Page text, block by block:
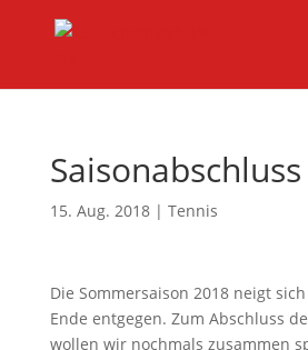
15. Aug. 2018| Tennis
Die Sommersaison 2018 neigt
Ende entgegen. Zum Abschluss
wollen wir nochmals zusammen